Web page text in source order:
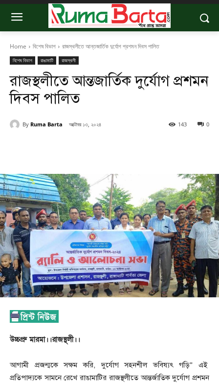
Home বিশেষ বিভাগ রাজস্থলীতে আন্তজার্তিক দুর্যোগ প্রশমন দিবস পালিত
বিশেষ বিভাগ রাঙামাটি রাজস্থলী
রাজস্থলীতে আন্তজার্তিক দুর্যোগ প্রশমন
দিবস পালিত
By Ruma Barta অক্টোবর ১৩, ২০২৪ 0
143
উচ্চপ্রু মারমা।।রাজস্থলী।।
আগামী প্রজন্মকে সক্ষম করি, দুর্যোগ সহনশীল ভবিষ্যৎ গড়ি” এই
প্রতিপাদ্যকে সামনে রেখে রাঙামাটির রাজস্থলীতে আন্তর্জাতিক দুর্যোগ প্রশমন